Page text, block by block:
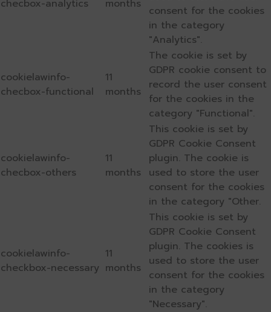
checbox-analytics
months
consent for the cookies
in the category
"Analytics".
cookielawinfo-
checbox-functional
11
months
The cookie is set by
GDPR cookie consent to
record the user consent
for the cookies in the
category "Functional".
cookielawinfo-
checbox-others
11
months
This cookie is set by
GDPR Cookie Consent
plugin. The cookie is
used to store the user
consent for the cookies
in the category "Other.
cookielawinfo-
checkbox-necessary
11
months
This cookie is set by
GDPR Cookie Consent
plugin. The cookies is
used to store the user
consent for the cookies
in the category
"Necessary".